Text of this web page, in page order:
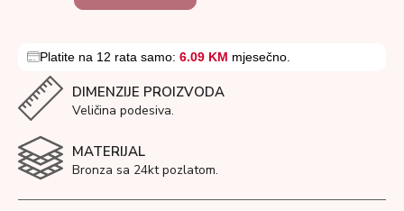
Platite na 12 rata samo: 6.09 KM mjesečno.
DIMENZIJE PROIZVODA
Veličina podesiva.
MATERIJAL
Bronza sa 24kt pozlatom.